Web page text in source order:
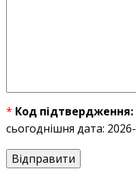
* Код підтвердження:
сьогоднішня дата: 2026-